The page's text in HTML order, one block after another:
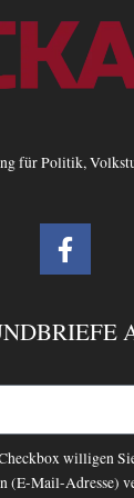
für Politik,
F
a
b
o
-
f
willigen
(E-Mail-Adresse)